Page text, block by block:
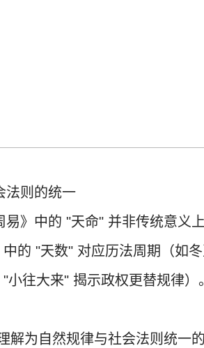
则的统一
》中的 "天命" 并非传统意义
的 "天数" 对应历法周期（如
小往大来" 揭示政权更替规律）
为自然规律与社会法则统一